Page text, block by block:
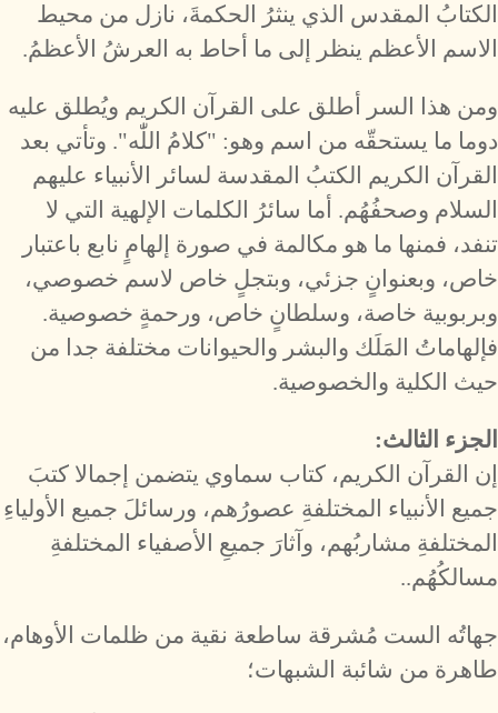
الكتابُ المقدس الذي ينثرُ الحكمةَ، نازل من محيط
الاسم الأعظم ينظر إلى ما أحاط به العرشُ الأعظمُ.
ومن هذا السر أطلق على القرآن الكريم ويُطلق عليه
دوما ما يستحقّه من اسم وهو: "كلامُ اللّٰه". وتأتي بعد
القرآن الكريم الكتبُ المقدسة لسائر الأنبياء عليهم
السلام وصحفُهُم. أما سائرُ الكلمات الإلهية التي لا
تنفد، فمنها ما هو مكالمة في صورة إلهامٍ نابع باعتبار
خاص، وبعنوانٍ جزئي، وبتجلٍ خاص لاسم خصوصي،
وبربوبية خاصة، وسلطانٍ خاص، ورحمةٍ خصوصية.
فإلهاماتُ المَلَك والبشر والحيوانات مختلفة جدا من
حيث الكلية والخصوصية.
الجزء الثالث:
إن القرآن الكريم، كتاب سماوي يتضمن إجمالا كتبَ
جميع الأنبياء المختلفةِ عصورُهم، ورسائلَ جميع الأولياءِ
المختلفةِ مشاربُهم، وآثارَ جميعِ الأصفياء المختلفةِ
مسالكُهُم..
جهاتُه الست مُشرقة ساطعة نقية من ظلمات الأوهام،
طاهرة من شائبة الشبهات؛